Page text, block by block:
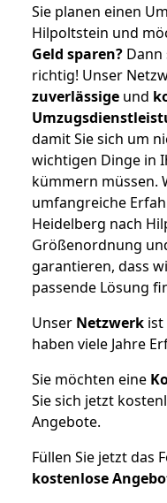
Sie planen einen
Hilpoltstein und
Geld sparen? Dann
richtig! Unser
zuverlässige und
damit Sie sich um
wichtigen Dinge in
kümmern müssen.
umfangreiche
Heidelberg nach
Größenordnung
garantieren, dass
passende Lösung
Unser Netzwerk
haben viele Jahre
Sie möchten eine
Sie sich jetzt
Angebote.
Füllen Sie jetzt das
kostenlose